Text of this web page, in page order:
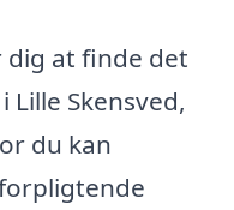
at finde det
Skensved,
du kan